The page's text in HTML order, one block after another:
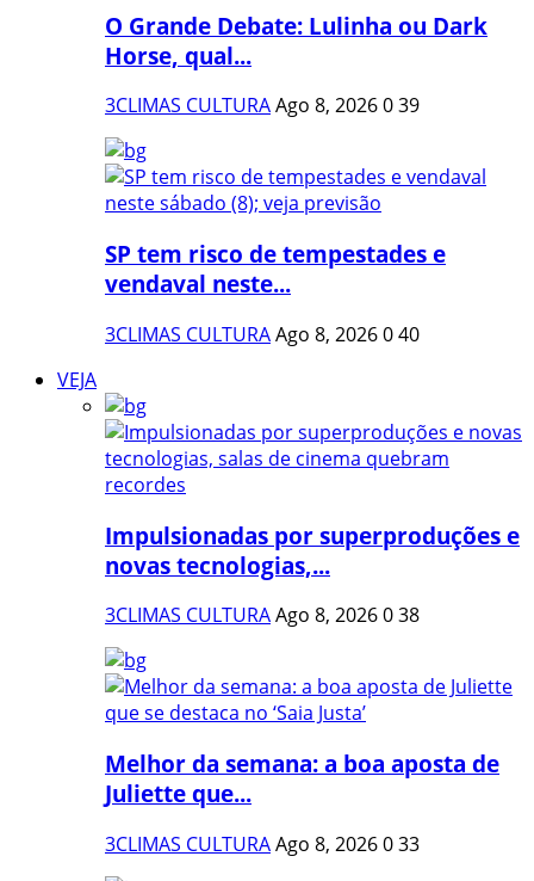
O Grande Debate: Lulinha ou Dark
Horse, qual...
3CLIMAS CULTURAAgo 8, 2026039
SP tem risco de tempestades e
vendaval neste...
3CLIMAS CULTURAAgo 8, 2026040
VEJA
Impulsionadas por superproduções e
novas tecnologias,...
3CLIMAS CULTURAAgo 8, 2026038
Melhor da semana: a boa aposta de
Juliette que...
3CLIMAS CULTURAAgo 8, 2026033